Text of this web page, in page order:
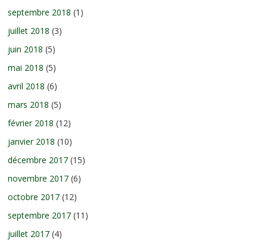
septembre 2018 (1)
juillet 2018 (3)
juin 2018 (5)
mai 2018 (5)
avril 2018 (6)
mars 2018 (5)
février 2018 (12)
janvier 2018 (10)
décembre 2017 (15)
novembre 2017 (6)
octobre 2017 (12)
septembre 2017 (11)
juillet 2017 (4)